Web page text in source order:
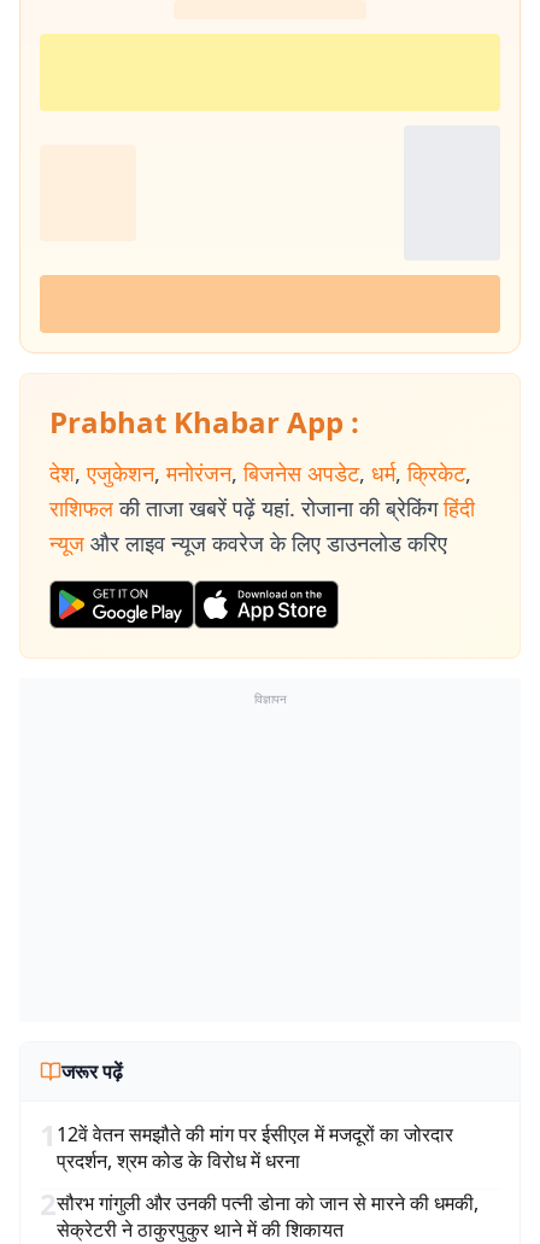
Prabhat Khabar App :
देश, एजुकेशन, मनोरंजन, बिजनेस अपडेट, धर्म, क्रिकेट,
राशिफल की ताजा खबरें पढ़ें यहां. रोजाना की ब्रेकिंग हिंदी
न्यूज और लाइव न्यूज कवरेज के लिए डाउनलोड करिए
विज्ञापन
जरूर पढ़ें
1 12वें वेतन समझौते की मांग पर ईसीएल में मजदूरों का जोरदार
प्रदर्शन, श्रम कोड के विरोध में धरना
2सौरभ गांगुली और उनकी पत्नी डोना को जान से मारने की धमकी,
सेक्रेटरी ने ठाकुरपुकुर थाने में की शिकायत